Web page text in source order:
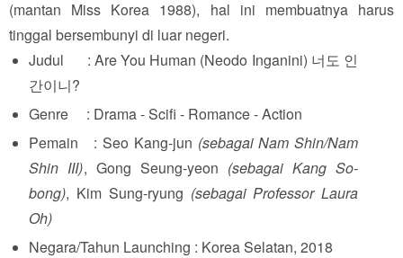
(mantan Miss Korea 1988), hal ini membuatnya harus
tinggal bersembunyi di luar negeri.
Judul : Are You Human (Neodo Inganini) 너도 인
간이니?
Genre : Drama - Scifi - Romance - Action
Pemain : Seo Kang-jun (sebagai Nam Shin/Nam
Shin III), Gong Seung-yeon (sebagai Kang So-
bong), Kim Sung-ryung (sebagai Professor Laura
Oh)
Negara/Tahun Launching : Korea Selatan, 2018